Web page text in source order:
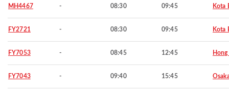
MH4467 - 08:30 09:45 Kota
FY2721 - 08:30 09:45 Kota
FY7053 - 08:45 12:45
FY7043 - 09:40 15:45